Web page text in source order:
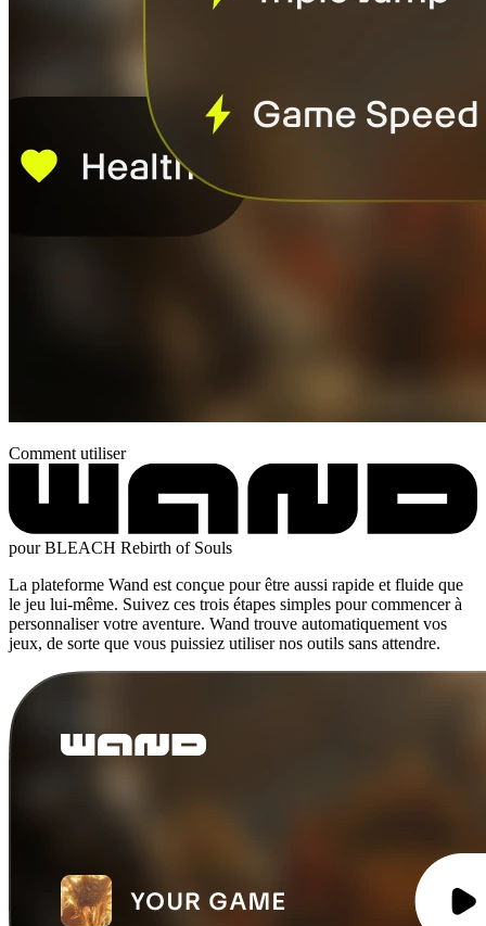
Comment utiliser
pour BLEACH Rebirth of Souls
La plateforme Wand est conçue pour être aussi rapide et fluide que
le jeu lui-même. Suivez ces trois étapes simples pour commencer à
personnaliser votre aventure. Wand trouve automatiquement vos
jeux, de sorte que vous puissiez utiliser nos outils sans attendre.